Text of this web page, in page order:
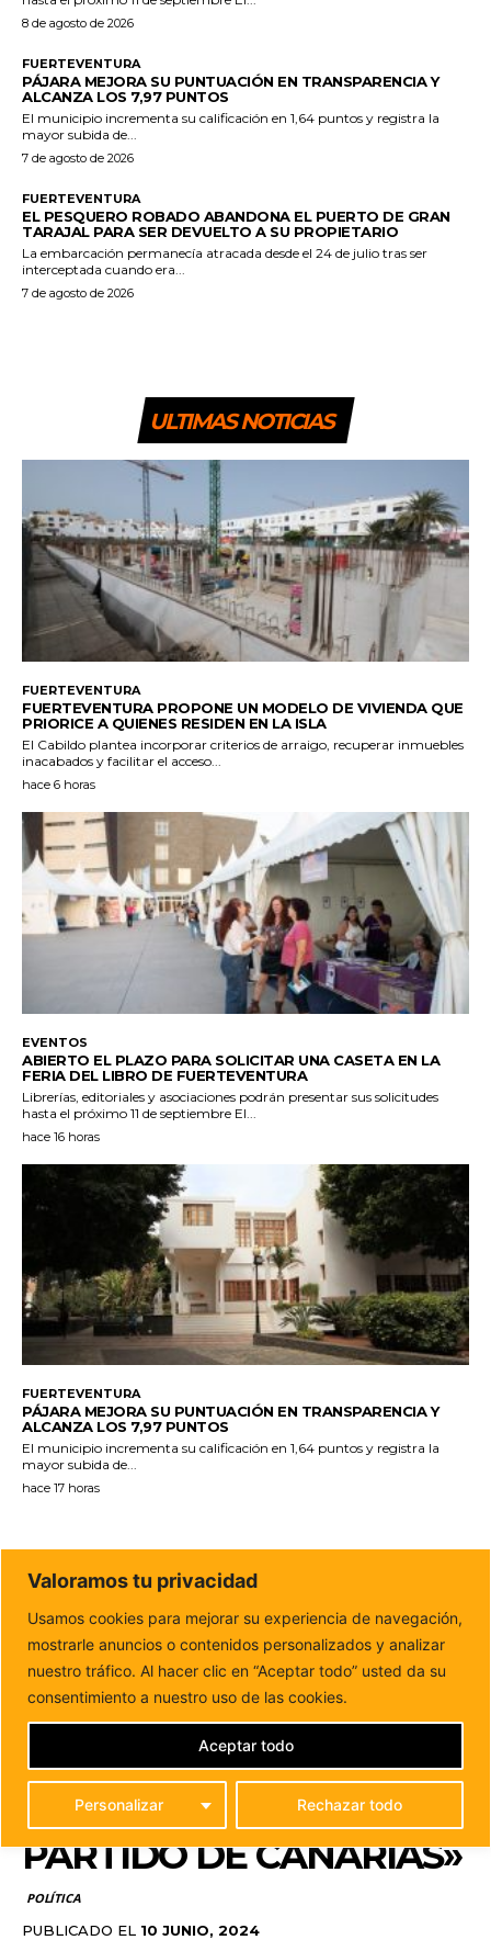
8 de agosto de 2026
FUERTEVENTURA
PÁJARA MEJORA SU PUNTUACIÓN EN TRANSPARENCIA Y
ALCANZA LOS 7,97 PUNTOS
El municipio incrementa su calificación en 1,64 puntos y registra la
mayor subida de...
7 de agosto de 2026
FUERTEVENTURA
EL PESQUERO ROBADO ABANDONA EL PUERTO DE GRAN
TARAJAL PARA SER DEVUELTO A SU PROPIETARIO
La embarcación permanecía atracada desde el 24 de julio tras ser
interceptada cuando era...
7 de agosto de 2026
ULTIMAS NOTICIAS
FUERTEVENTURA
FUERTEVENTURA PROPONE UN MODELO DE VIVIENDA QUE
PRIORICE A QUIENES RESIDEN EN LA ISLA
El Cabildo plantea incorporar criterios de arraigo, recuperar inmuebles
inacabados y facilitar el acceso...
hace 6 horas
EVENTOS
ABIERTO EL PLAZO PARA SOLICITAR UNA CASETA EN LA
FERIA DEL LIBRO DE FUERTEVENTURA
Librerías, editoriales y asociaciones podrán presentar sus solicitudes
hasta el próximo 11 de septiembre El...
hace 16 horas
FUERTEVENTURA
PÁJARA MEJORA SU PUNTUACIÓN EN TRANSPARENCIA Y
ALCANZA LOS 7,97 PUNTOS
El municipio incrementa su calificación en 1,64 puntos y registra la
mayor subida de...
hace 17 horas